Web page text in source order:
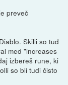
preveč
Skilli so tud
med "increases
izbereš rune, ki
so bli tudi čisto